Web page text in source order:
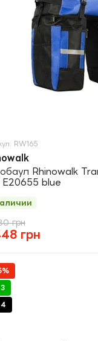
RW165
Rhinowalk
E20655 blue
грн
грн
3
4